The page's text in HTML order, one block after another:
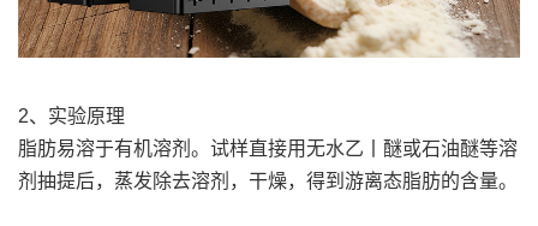
2、实验原理
脂肪易溶于有机溶剂。试样直接用无水乙丨醚或石油醚等溶
剂抽提后，蒸发除去溶剂，干燥，得到游离态脂肪的含量。